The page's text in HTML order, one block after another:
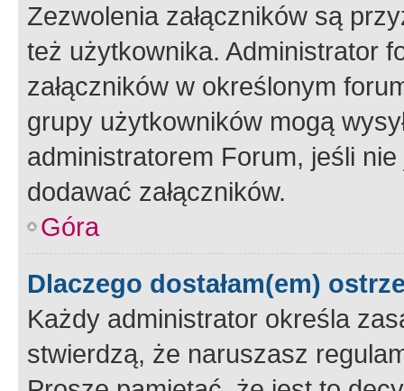
Zezwolenia załączników są
też użytkownika. Administrator
załączników w określonym
grupy użytkowników mogą
administratorem Forum, jeśli
dodawać załączników.
Góra
Dlaczego dostałam(em)
Każdy administrator określa
stwierdzą, że naruszasz